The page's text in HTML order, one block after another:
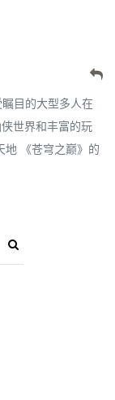
目的大型多人在
世界和丰富的玩
地 《苍穹之巅》的